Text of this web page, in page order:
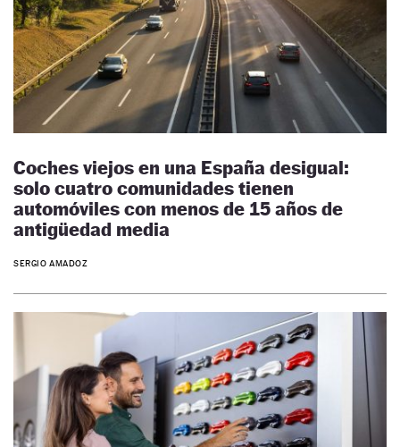
Coches viejos en una España desigual:
solo cuatro comunidades tienen
automóviles con menos de 15 años de
antigüedad media
SERGIO AMADOZ